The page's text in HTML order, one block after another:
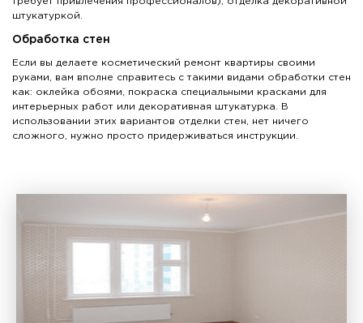
штукатуркой.
Обработка стен
Если вы делаете косметический ремонт квартиры своими
руками, вам вполне справитесь с такими видами обработки стен
как: оклейка обоями, покраска специальными красками для
интерьерных работ или декоративная штукатурка. В
использовании этих вариантов отделки стен, нет ничего
сложного, нужно просто придерживаться инструкции.